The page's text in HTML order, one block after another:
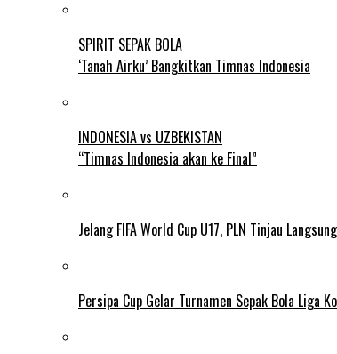
SPIRIT SEPAK BOLA
‘Tanah Airku’ Bangkitkan Timnas Indonesia
INDONESIA vs UZBEKISTAN
“Timnas Indonesia akan ke Final”
Jelang FIFA World Cup U17, PLN Tinjau
Persipa Cup Gelar Turnamen Sepak Bola Liga